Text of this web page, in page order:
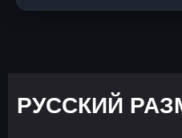
РУССКИЙ